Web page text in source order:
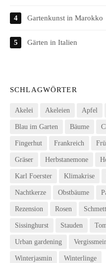
Gartenkunst in Marokko
Gärten in Italien
SCHLAGWÖRTER
Akelei Akeleien Apfel
Blau im Garten Bäume
Fingerhut Frankreich
Gräser Herbstanemone
Karl Foerster Klimakrise
Nachtkerze Obstbäume
Rezension Rosen
Sissinghurst Stauden
Urban gardening
Winterjasmin Winterlinge